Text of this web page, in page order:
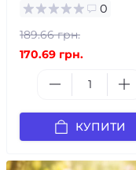
0
189.66 грн.
170.69 грн.
КУПИТИ